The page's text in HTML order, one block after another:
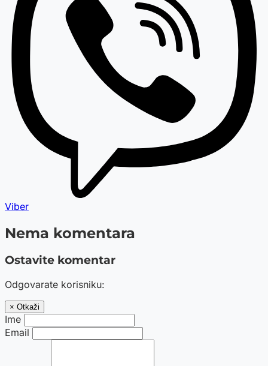
Viber
Nema komentara
Ostavite komentar
Odgovarate korisniku:
× Otkaži
Ime
Email